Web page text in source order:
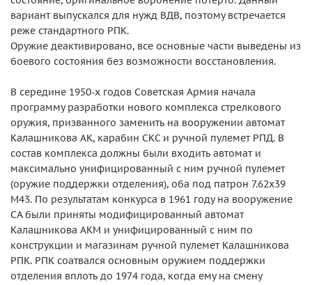
вариант выпускался для нужд ВДВ, поэтому встречается
реже стандартного РПК.
Оружие деактивировано, все основные части выведены из
боевого состояния без возможности восстановления.
В середине 1950-х годов Советская Армия начала
программу разработки нового комплекса стрелкового
оружия, призванного заменить на вооружении автомат
Калашникова АК, карабин СКС и ручной пулемет РПД. В
состав комплекса должны были входить автомат и
максимально унифицированный с ним ручной пулемет
(оружие поддержки отделения), оба под патрон 7.62х39
М43. По результатам конкурса в 1961 году на вооружение
СА были приняты модифицированный автомат
Калашникова АКМ и унифицированный с ним по
конструкции и магазинам ручной пулемет Калашникова
РПК. РПК соатвался основным оружием поддержки
отделения вплоть до 1974 года, когда ему на смену